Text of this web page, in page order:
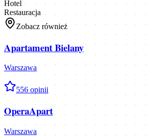
Hotel
Restauracja
Zobacz również
Apartament Bielany
Warszawa
556 opinii
OperaApart
Warszawa